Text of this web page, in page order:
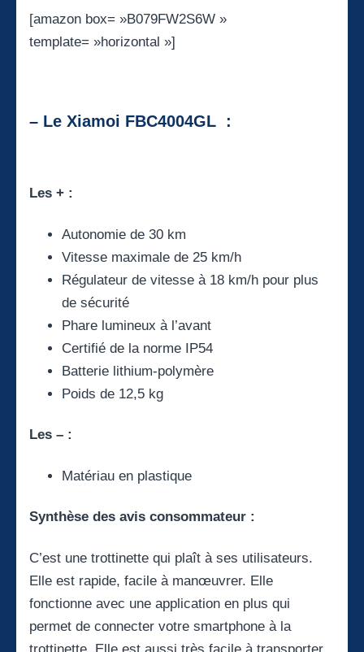
[amazon box= »B079FW2S6W »
template= »horizontal »]
– Le Xiamoi FBC4004GL :
Les + :
Autonomie de 30 km
Vitesse maximale de 25 km/h
Régulateur de vitesse à 18 km/h pour plus
de sécurité
Phare lumineux à l’avant
Certifié de la norme IP54
Batterie lithium-polymère
Poids de 12,5 kg
Les – :
Matériau en plastique
Synthèse des avis consommateur :
C’est une trottinette qui plaît à ses utilisateurs.
Elle est rapide, facile à manœuvrer. Elle
fonctionne avec une application en plus qui
permet de connecter votre smartphone à la